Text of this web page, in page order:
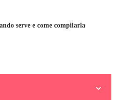
serve e come compilarla